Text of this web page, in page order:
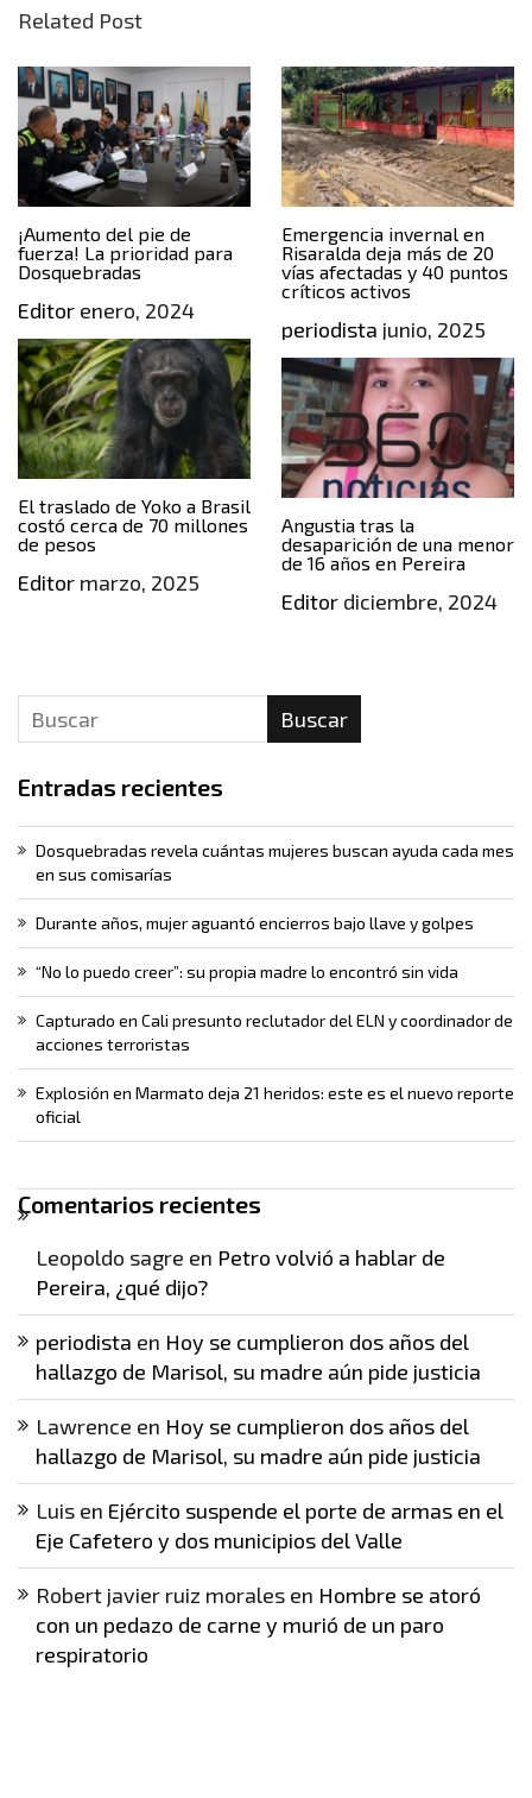
Related Post
¡Aumento del pie de
fuerza! La prioridad para
Dosquebradas
Editor enero, 2024
Emergencia invernal en
Risaralda deja más de 20
vías afectadas y 40 puntos
críticos activos
periodista junio, 2025
El traslado de Yoko a Brasil
costó cerca de 70 millones
de pesos
Editor marzo, 2025
Angustia tras la
desaparición de una menor
de 16 años en Pereira
Editordiciembre, 2024
Buscar
Entradas recientes
Dosquebradas revela cuántas mujeres buscan ayuda cada mes
en sus comisarías
Durante años, mujer aguantó encierros bajo llave y golpes
“No lo puedo creer”: su propia madre lo encontró sin vida
Capturado en Cali presunto reclutador del ELN y coordinador de
acciones terroristas
Explosión en Marmato deja 21 heridos: este es el nuevo reporte
oficial
Comentarios recientes
Leopoldo sagre en Petro volvió a hablar de
Pereira, ¿qué dijo?
periodista en Hoy se cumplieron dos años del
hallazgo de Marisol, su madre aún pide justicia
Lawrence en Hoy se cumplieron dos años del
hallazgo de Marisol, su madre aún pide justicia
Luis en Ejército suspende el porte de armas en el
Eje Cafetero y dos municipios del Valle
Robert javier ruiz morales en Hombre se atoró
con un pedazo de carne y murió de un paro
respiratorio